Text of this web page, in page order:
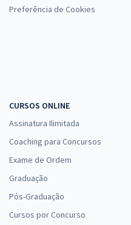
Preferência de Cookies
CURSOS ONLINE
Assinatura Ilimitada
Coaching para Concursos
Exame de Ordem
Graduação
Pós-Graduação
Cursos por Concurso